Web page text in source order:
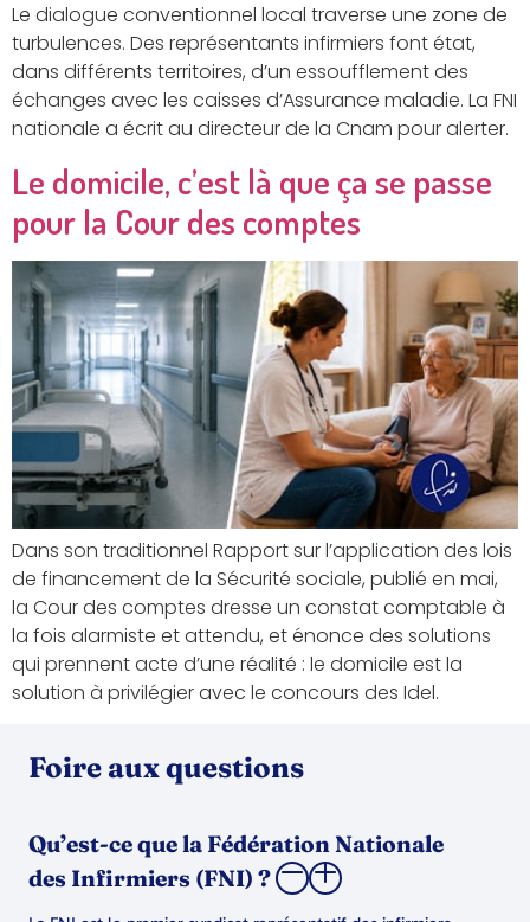
Le dialogue conventionnel local traverse une zone de
turbulences. Des représentants infirmiers font état,
dans différents territoires, d’un essoufflement des
échanges avec les caisses d’Assurance maladie. La FNI
nationale a écrit au directeur de la Cnam pour alerter.
Le domicile, c’est là que ça se passe
pour la Cour des comptes
Dans son traditionnel Rapport sur l’application des lois
de financement de la Sécurité sociale, publié en mai,
la Cour des comptes dresse un constat comptable à
la fois alarmiste et attendu, et énonce des solutions
qui prennent acte d’une réalité : le domicile est la
solution à privilégier avec le concours des Idel.
Foire aux questions
Qu’est-ce que la Fédération Nationale
des Infirmiers (FNI) ?